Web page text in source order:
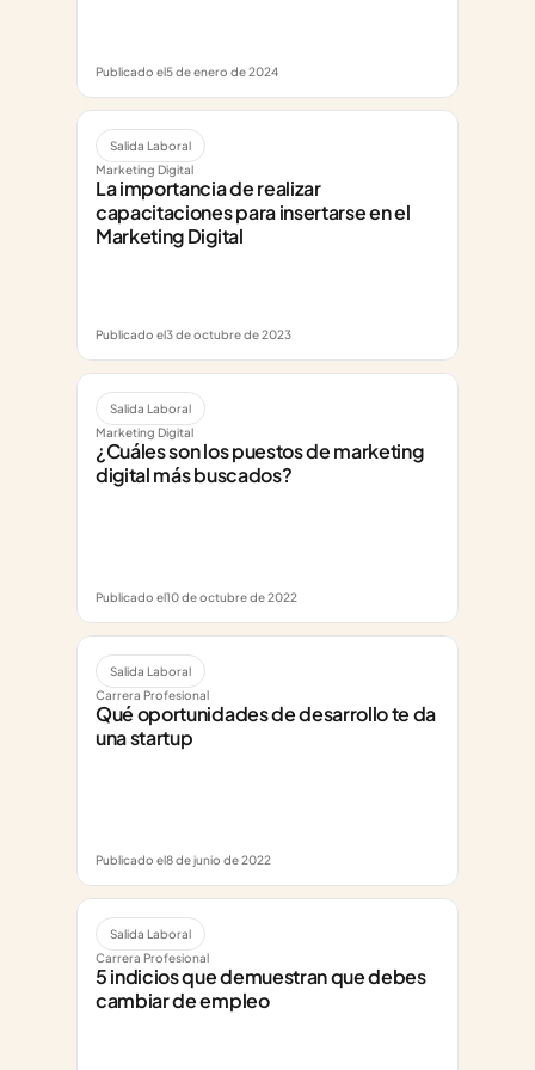
Publicado el5 de enero de 2024
Salida Laboral
Marketing Digital
La importancia de realizar
capacitaciones para insertarse en el
Marketing Digital
Publicado el3 de octubre de 2023
Salida Laboral
Marketing Digital
¿Cuáles son los puestos de marketing
digital más buscados?
Publicado el10 de octubre de 2022
Salida Laboral
Carrera Profesional
Qué oportunidades de desarrollo te da
una startup
Publicado el8 de junio de 2022
Salida Laboral
Carrera Profesional
5 indicios que demuestran que debes
cambiar de empleo